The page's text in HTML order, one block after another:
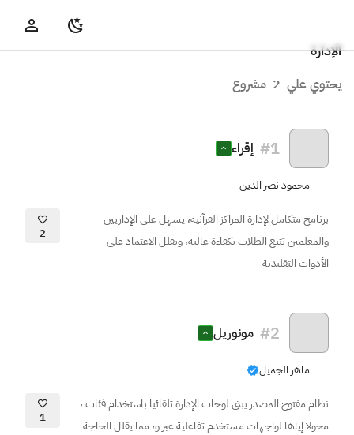
الإدارة
يحتوي علي 2 مشروع
#1 إقراء
محمود نصر الدين
برنامج متكامل لإدارة المراكز القرآنية، يسهل على الإداريين
والمعلمين تتبع الطلاب بكفاءة عالية، ويقلل الاعتماد على
الأدوات التقليدية
2
#2 مونوريل
ماهر الجميل
نظام مفتوح المصدر يبني لوحات الإدارة تلقائيا باستخدام فئات ،
محولا إياها لواجهات مستخدم تفاعلية عبر و، مما يقلل الحاجة
1